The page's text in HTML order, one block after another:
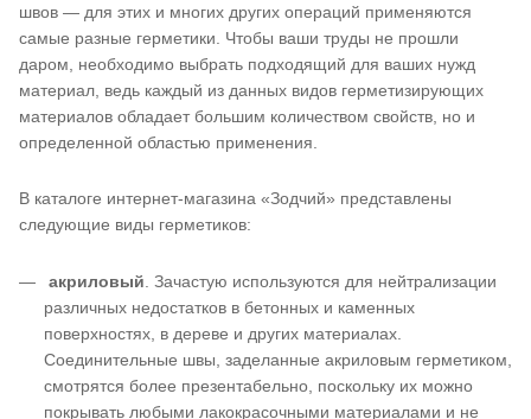
швов — для этих и многих других операций применяются
самые разные герметики. Чтобы ваши труды не прошли
даром, необходимо выбрать подходящий для ваших нужд
материал, ведь каждый из данных видов герметизирующих
материалов обладает большим количеством свойств, но и
определенной областью применения.
В каталоге интернет-магазина «Зодчий» представлены
следующие виды герметиков:
акриловый . Зачастую используются для нейтрализации
различных недостатков в бетонных и каменных
поверхностях, в дереве и других материалах.
Соединительные швы, заделанные акриловым герметиком,
смотрятся более презентабельно, поскольку их можно
покрывать любыми лакокрасочными материалами и не